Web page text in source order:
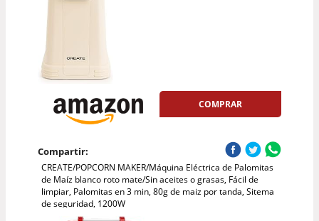
COMPRAR
Compartir:
CREATE/POPCORN MAKER/Máquina Eléctrica de Palomitas
de Maíz blanco roto mate/Sin aceites o grasas, Fácil de
limpiar, Palomitas en 3 min, 80g de maiz por tanda, Sitema
de seguridad, 1200W